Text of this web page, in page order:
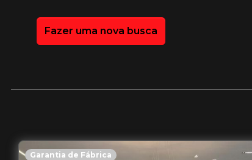
Fazer uma nova busca
Garantia de Fábrica